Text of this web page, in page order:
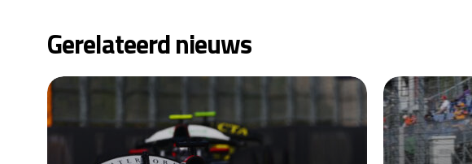
Gerelateerd nieuws